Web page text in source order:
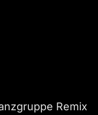
Remix